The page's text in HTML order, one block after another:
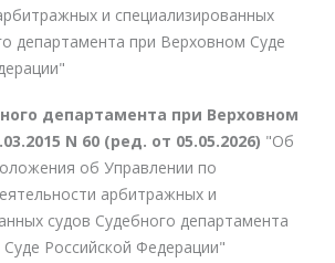
и специализированных
департамента при Верховном Суде
департамента при Верховном
N 60 (ред. от 05.05.2026) "Об
об Управлении по
арбитражных и
судов Судебного департамента
Российской Федерации"